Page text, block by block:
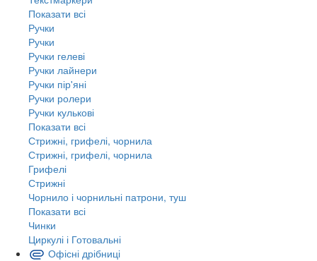
Показати всі
Ручки
Ручки
Ручки гелеві
Ручки лайнери
Ручки пір'яні
Ручки ролери
Ручки кулькові
Показати всі
Стрижні, грифелі, чорнила
Стрижні, грифелі, чорнила
Грифелі
Стрижні
Чорнило і чорнильні патрони, туш
Показати всі
Чинки
Циркулі і Готовальні
Офісні дрібниці